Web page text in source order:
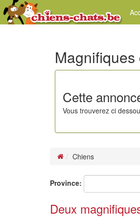
Cette
Vous trouverez ci
Chiens
Province:
Deux